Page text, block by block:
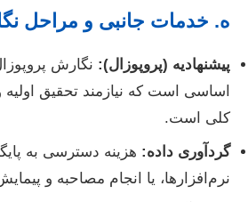
ه. خدمات جانبی و مراحل
پیشنهادیه (پروپوزال): نگارش
اساسی است که نیازمند تحقیق
کلی است.
گردآوری داده: هزینه دسترسی به
نرم‌افزارها، یا انجام مصاحبه و